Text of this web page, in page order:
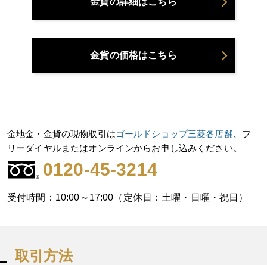
金貨の価格はこちら
金地金・金貨の現物取引はゴールドショップ三菱各店舗、フ
リーダイヤルまたはオンラインからお申し込みください。
0120-45-3214
受付時間：10:00～17:00（定休日：土曜・日曜・祝日）
取引方法